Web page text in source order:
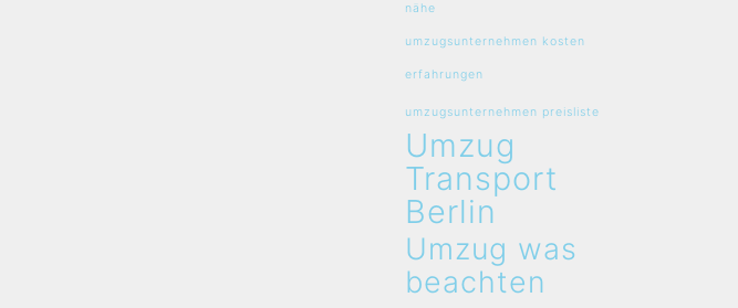
nähe
umzugsunternehmen kosten
erfahrungen
umzugsunternehmen preisliste
Umzug
Transport
Berlin
Umzug was
beachten